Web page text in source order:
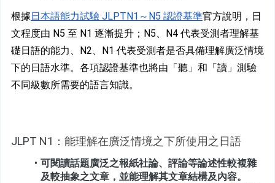
根據日本語能力試驗 JLPTN1～N5 認證基準官方說明，日
文程度由 N5 至 N1 逐漸提升；N5、N4 代表受測者理解基
礎日語的能力、N2、N1 代表受測者是否具備理解廣泛情境
下的日語水準。各項認證基準也將由「聽」和「讀」測驗
不同級數所需要的語言知識。
JLPT N1：能理解在廣泛情境之下所使用之日語
可閱讀話題廣泛之報紙社論、評論等論述性較複雜
及較抽象之文章，並能理解其文章結構及內容。